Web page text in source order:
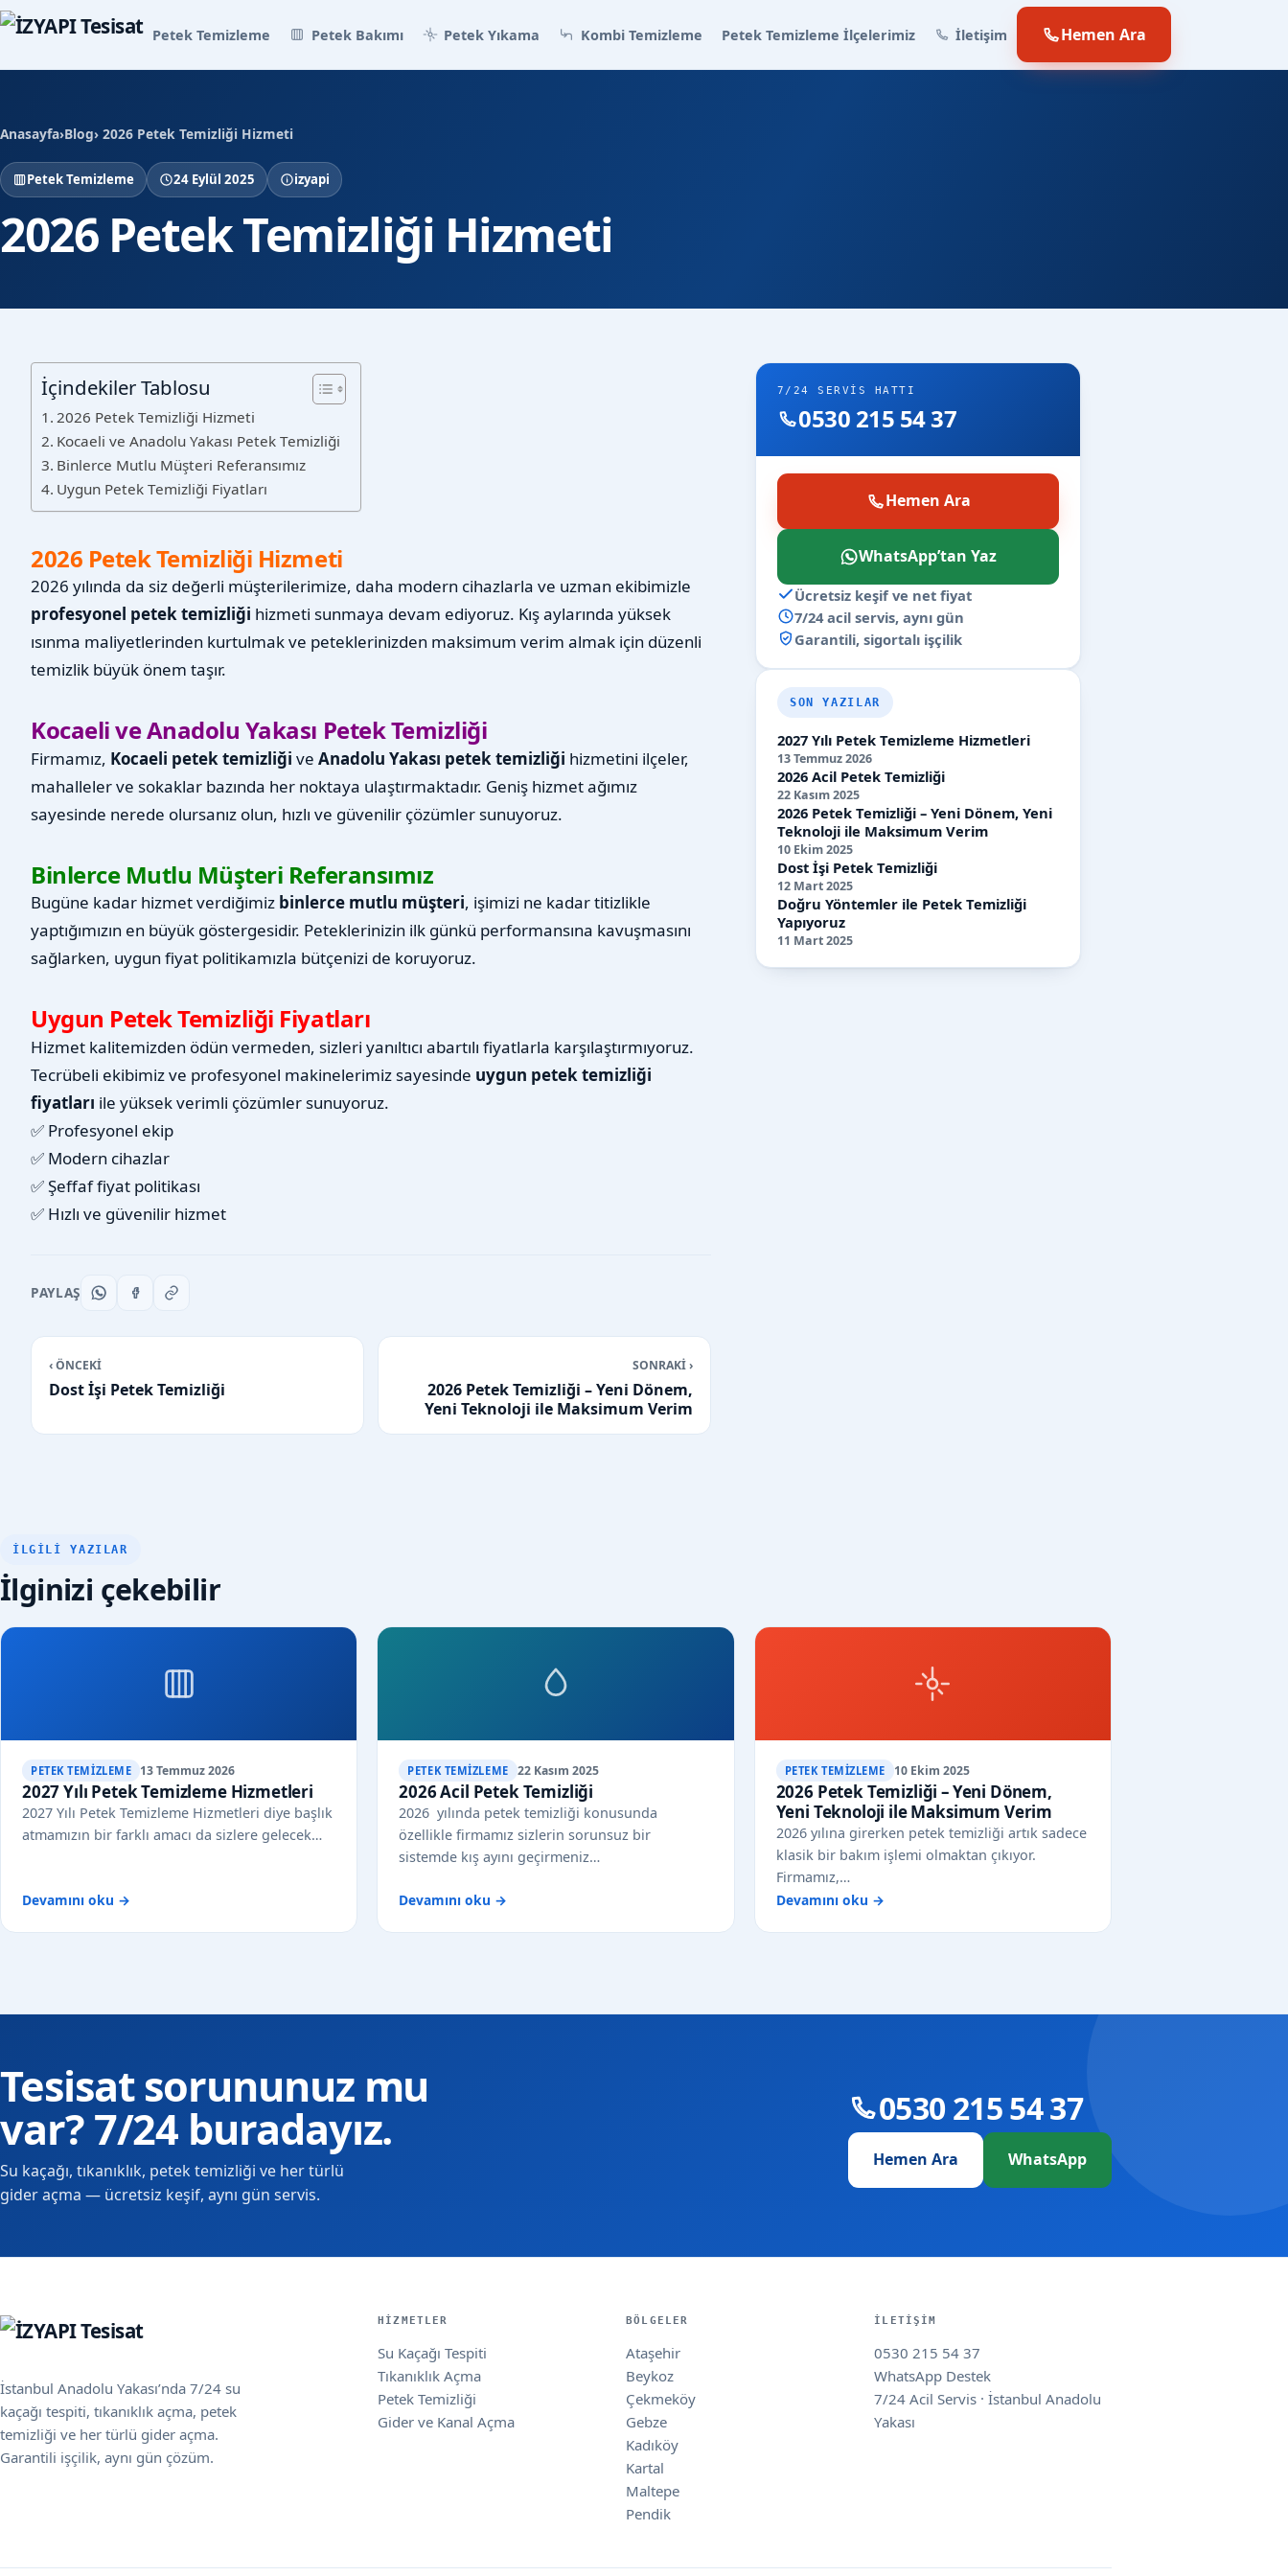
Petek Temizleme Petek Bakımı Petek Yıkama Kombi Temizleme Petek Temizleme İlçelerimiz İletişim Hemen Ara
Anasayfa›Blog› 2026 Petek Temizliği Hizmeti
Petek Temizleme 24 Eylül 2025 izyapi
2026 Petek Temizliği Hizmeti
İçindekiler Tablosu
2026 Petek Temizliği Hizmeti
Kocaeli ve Anadolu Yakası Petek Temizliği
Binlerce Mutlu Müşteri Referansımız
Uygun Petek Temizliği Fiyatları
2026 Petek Temizliği Hizmeti
2026 yılında da siz değerli müşterilerimize, daha modern cihazlarla ve uzman ekibimizle
profesyonel petek temizliği hizmeti sunmaya devam ediyoruz. Kış aylarında yüksek
ısınma maliyetlerinden kurtulmak ve peteklerinizden maksimum verim almak için düzenli
temizlik büyük önem taşır.
Kocaeli ve Anadolu Yakası Petek Temizliği
Firmamız, Kocaeli petek temizliği ve Anadolu Yakası petek temizliği hizmetini ilçeler,
mahalleler ve sokaklar bazında her noktaya ulaştırmaktadır. Geniş hizmet ağımız
sayesinde nerede olursanız olun, hızlı ve güvenilir çözümler sunuyoruz.
Binlerce Mutlu Müşteri Referansımız
Bugüne kadar hizmet verdiğimiz binlerce mutlu müşteri, işimizi ne kadar titizlikle
yaptığımızın en büyük göstergesidir. Peteklerinizin ilk günkü performansına kavuşmasını
sağlarken, uygun fiyat politikamızla bütçenizi de koruyoruz.
Uygun Petek Temizliği Fiyatları
Hizmet kalitemizden ödün vermeden, sizleri yanıltıcı abartılı fiyatlarla karşılaştırmıyoruz.
Tecrübeli ekibimiz ve profesyonel makinelerimiz sayesinde uygun petek temizliği
fiyatları ile yüksek verimli çözümler sunuyoruz.
✅ Profesyonel ekip
✅ Modern cihazlar
✅ Şeffaf fiyat politikası
✅ Hızlı ve güvenilir hizmet
PAYLAŞ
‹ ÖNCEKİ
Dost İşi Petek Temizliği
SONRAKİ ›
2026 Petek Temizliği – Yeni Dönem,
Yeni Teknoloji ile Maksimum Verim
7/24 SERVIS HATTI
0530 215 54 37
Hemen Ara
WhatsApp’tan Yaz
Ücretsiz keşif ve net fiyat
7/24 acil servis, aynı gün
Garantili, sigortalı işçilik
SON YAZILAR
2027 Yılı Petek Temizleme Hizmetleri
13 Temmuz 2026
2026 Acil Petek Temizliği
22 Kasım 2025
2026 Petek Temizliği – Yeni Dönem, Yeni
Teknoloji ile Maksimum Verim
10 Ekim 2025
Dost İşi Petek Temizliği
12 Mart 2025
Doğru Yöntemler ile Petek Temizliği
Yapıyoruz
11 Mart 2025
İLGILI YAZILAR
İlginizi çekebilir
PETEK TEMIZLEME 13 Temmuz 2026
2027 Yılı Petek Temizleme Hizmetleri
2027 Yılı Petek Temizleme Hizmetleri diye başlık
atmamızın bir farklı amacı da sizlere gelecek…
Devamını oku →
PETEK TEMIZLEME 22 Kasım 2025
2026 Acil Petek Temizliği
2026 yılında petek temizliği konusunda
özellikle firmamız sizlerin sorunsuz bir
sistemde kış ayını geçirmeniz…
Devamını oku →
PETEK TEMIZLEME 10 Ekim 2025
2026 Petek Temizliği – Yeni Dönem,
Yeni Teknoloji ile Maksimum Verim
2026 yılına girerken petek temizliği artık sadece
klasik bir bakım işlemi olmaktan çıkıyor.
Firmamız,…
Devamını oku →
Tesisat sorununuz mu
var? 7/24 buradayız.
Su kaçağı, tıkanıklık, petek temizliği ve her türlü
gider açma — ücretsiz keşif, aynı gün servis.
0530 215 54 37
Hemen Ara WhatsApp
İstanbul Anadolu Yakası’nda 7/24 su
kaçağı tespiti, tıkanıklık açma, petek
temizliği ve her türlü gider açma.
Garantili işçilik, aynı gün çözüm.
HIZMETLER
Su Kaçağı Tespiti
Tıkanıklık Açma
Petek Temizliği
Gider ve Kanal Açma
BÖLGELER
Ataşehir
Beykoz
Çekmeköy
Gebze
Kadıköy
Kartal
Maltepe
Pendik
İLETIŞIM
0530 215 54 37
WhatsApp Destek
7/24 Acil Servis · İstanbul Anadolu
Yakası